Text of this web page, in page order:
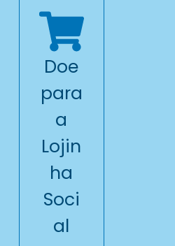
Doe
para
a
Lojin
ha
Soci
al